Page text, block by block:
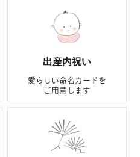
出産内祝い
愛らしい命名カードを
ご用意します